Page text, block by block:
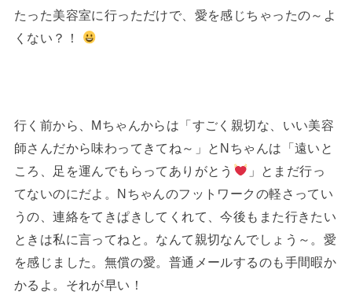
たった美容室に行っただけで、愛を感じちゃったの～よ
くない？！
行く前から、Mちゃんからは「すごく親切な、いい美容
師さんだから味わってきてね～」とNちゃんは「遠いと
ころ、足を運んでもらってありがとう
」とまだ行っ
てないのにだよ。Nちゃんのフットワークの軽さってい
うの、連絡をてきぱきしてくれて、今後もまた行きたい
ときは私に言ってねと。なんて親切なんでしょう～。愛
を感じました。無償の愛。普通メールするのも手間暇か
かるよ。それが早い！